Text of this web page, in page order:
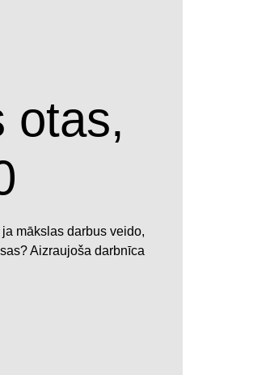
otas,
mākslas darbus veido,
Aizraujoša darbnīca